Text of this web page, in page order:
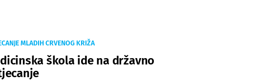
MLADIH CRVENOG KRIŽA
škola ide na državno